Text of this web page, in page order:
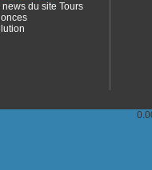
news du site Tours